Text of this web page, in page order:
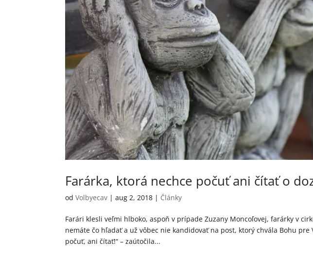
Farárka, ktorá nechce počuť ani čítať o
odVolbyecav |aug 2, 2018 | Články
Farári klesli veľmi hlboko, aspoň v prípade Zuzany Moncoľovej, farárky v
nemáte čo hľadať a už vôbec nie kandidovať na post, ktorý chvála Bohu pre
počuť, ani čítať!“ – zaútočila...